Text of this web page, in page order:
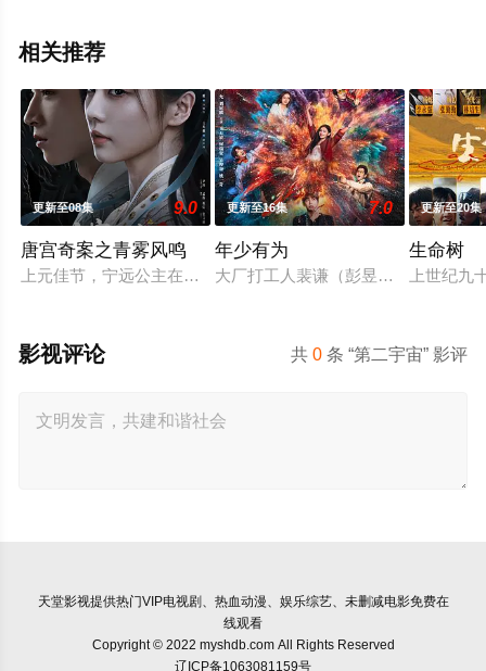
相关推荐
更新至08集 9.0
唐宫奇案之青雾风鸣
上元佳节，宁远公主在夜宴上离奇身亡，内谒局李佩仪（白鹿
更新至16集 7.0
年少有为
大厂打工人裴谦（彭昱畅 饰）惨遭
更新至20集
生命树
上世纪九
共0 条 “第二宇宙” 影评
影视评论
天堂影视提供热门VIP电视剧、热血动漫、娱乐综艺、未删减电影免费在
线观看
Copyright © 2022 myshdb.com All Rights Reserved
辽ICP备1063081159号